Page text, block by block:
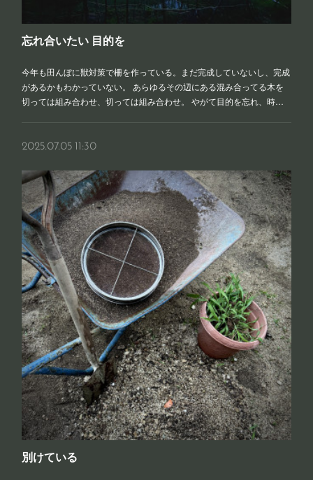
忘れ合いたい 目的を
今年も田んぼに獣対策で柵を作っている。まだ完成していないし、完成
があるかもわかっていない。 あらゆるその辺にある混み合ってる木を
切っては組み合わせ、切っては組み合わせ。 やがて目的を忘れ、時…
2025.07.05 11:30
別けている